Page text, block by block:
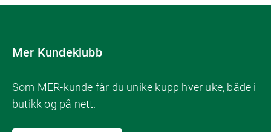
Mer Kundeklubb
Som MER-kunde får du unike kupp hver uke, både i
butikk og på nett.